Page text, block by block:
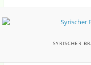
SYRISCHER